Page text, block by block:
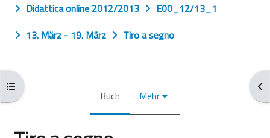
Kursindex öffnen
Didattica online 2012/2013
E00_12/13_1
13. März - 19. März
Tiro a segno
Buch Mehr